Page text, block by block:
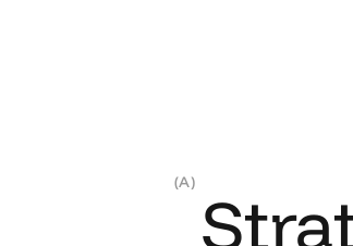
(A)